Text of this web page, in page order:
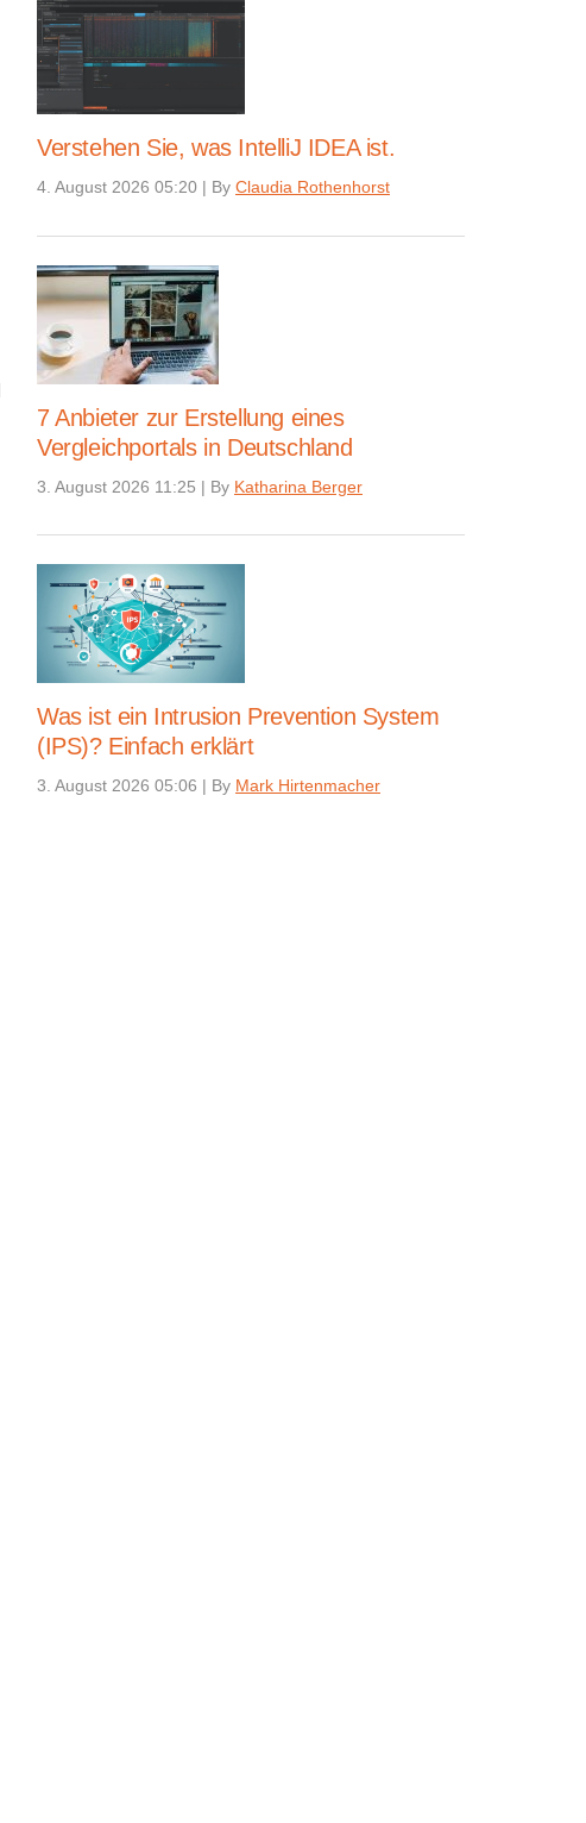
Verstehen Sie, was IntelliJ IDEA ist.
4. August 2026 05:20 | By Claudia Rothenhorst
7 Anbieter zur Erstellung eines
Vergleichportals in Deutschland
3. August 2026 11:25 | By Katharina Berger
Was ist ein Intrusion Prevention System
(IPS)? Einfach erklärt
3. August 2026 05:06 | By Mark Hirtenmacher